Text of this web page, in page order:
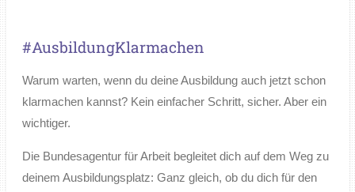
#AusbildungKlarmachen
Warum warten, wenn du deine Ausbildung auch jetzt schon
klarmachen kannst? Kein einfacher Schritt, sicher. Aber ein
wichtiger.
Die Bundesagentur für Arbeit begleitet dich auf dem Weg zu
deinem Ausbildungsplatz: Ganz gleich, ob du dich für den